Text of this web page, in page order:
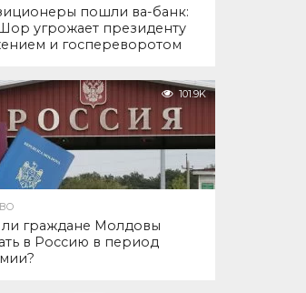
пошли ва-банк:
угрожает президенту
и госпереворотом
101.9K
ли граждане Молдовы
в Россию в период